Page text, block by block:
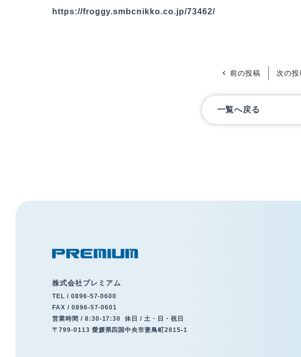
https://froggy.smbcnikko.co.jp/73462/
前の投稿 次の投
一覧へ戻る
株式会社プレミアム
TEL / 0896-57-0600
FAX / 0896-57-0601
営業時間 / 8:30-17:30
休日 / 土・日・祝日
〒799-0113 愛媛県四国中央市妻鳥町2815-1